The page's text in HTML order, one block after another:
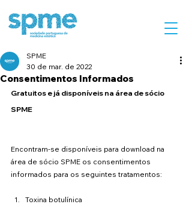
Consentimentos Informados
SPME
30 de mar. de 2022
Gratuitos e já disponíveis na área de sócio
SPME
Encontram-se disponíveis para download na
área de sócio SPME os consentimentos
informados para os seguintes tratamentos:
Toxina botulínica